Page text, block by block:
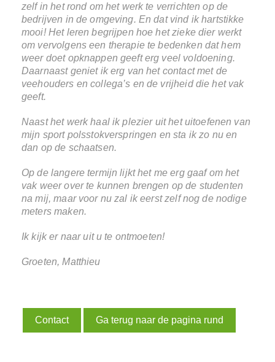
zelf in het rond om het werk te verrichten op de
bedrijven in de omgeving. En dat vind ik hartstikke
mooi! Het leren begrijpen hoe het zieke dier werkt
om vervolgens een therapie te bedenken dat hem
weer doet opknappen geeft erg veel voldoening.
Daarnaast geniet ik erg van het contact met de
veehouders en collega’s en de vrijheid die het vak
geeft.
Naast het werk haal ik plezier uit het uitoefenen van
mijn sport polsstokverspringen en sta ik zo nu en
dan op de schaatsen.
Op de langere termijn lijkt het me erg gaaf om het
vak weer over te kunnen brengen op de studenten
na mij, maar voor nu zal ik eerst zelf nog de nodige
meters maken.
Ik kijk er naar uit u te ontmoeten!
Groeten, Matthieu
Contact Ga terug naar de pagina rund